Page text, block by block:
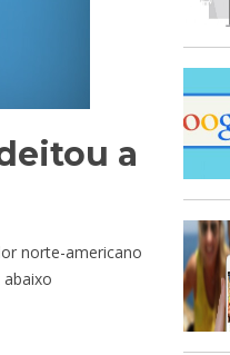
a
norte-americano